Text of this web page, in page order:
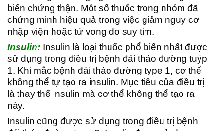
biến chứng thận. Một số thuốc trong nhóm đã
chứng minh hiệu quả trong việc giảm nguy cơ
nhập viện hoặc tử vong do suy tim.
Insulin: Insulin là loại thuốc phổ biến nhất được
sử dụng trong điều trị bệnh đái tháo đường tuýp
1. Khi mắc bệnh đái tháo đường type 1, cơ thể
không thể tự tạo ra insulin. Mục tiêu của điều trị
là thay thế insulin mà cơ thể không thể tạo ra
này.
Insulin cũng được sử dụng trong điều trị bệnh